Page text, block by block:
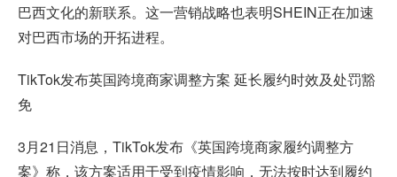
巴西文化的新联系。这一营销战略也表明SHEIN正在加速
对巴西市场的开拓进程。
TikTok发布英国跨境商家调整方案 延长履约时效及处罚豁
免
3月21日消息，TikTok发布《英国跨境商家履约调整方
案》称，该方案适用于受到疫情影响，无法按时达到履约